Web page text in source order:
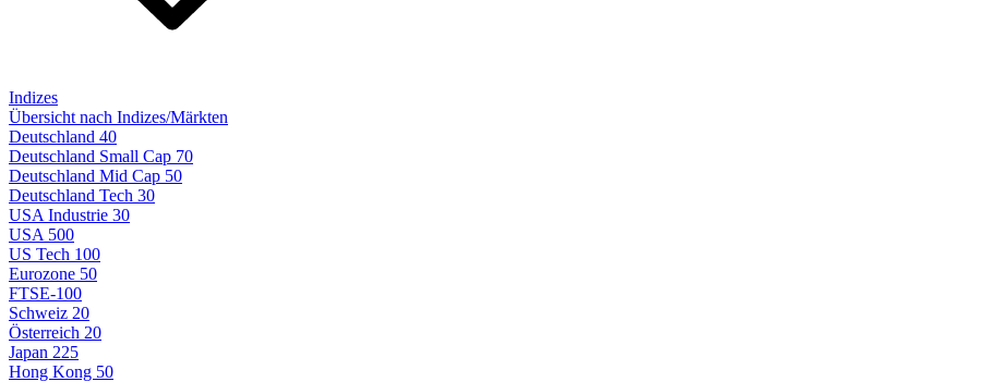
Indizes
Übersicht nach Indizes/Märkten
Deutschland 40
Deutschland Small Cap 70
Deutschland Mid Cap 50
Deutschland Tech 30
USA Industrie 30
USA 500
US Tech 100
Eurozone 50
FTSE-100
Schweiz 20
Österreich 20
Japan 225
Hong Kong 50